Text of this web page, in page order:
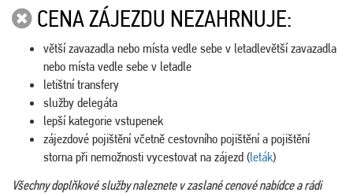
CENA ZÁJEZDU NEZAHRNUJE:
větší zavazadla nebo místa vedle sebe v letadlevětší zavazadla
nebo místa vedle sebe v letadle
letištní transfery
služby delegáta
lepší kategorie vstupenek
zájezdové pojištění včetně cestovního pojištění a pojištění
storna při nemožnosti vycestovat na zájezd (leták)
Všechny doplňkové služby naleznete v zaslané cenové nabídce a rádi